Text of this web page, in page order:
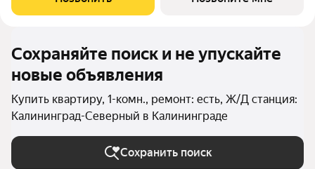
гектаров, расположенный на
Сохраняйте поиск и не упускайте
новые объявления
Купить квартиру, 1-комн., ремонт: есть, Ж/Д станция:
Калининград-Северный в Калининграде
Сохранить поиск